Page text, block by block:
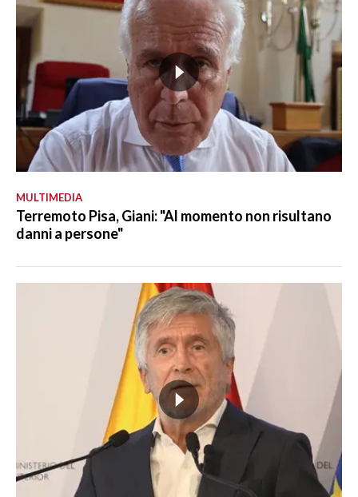
MULTIMEDIA
Terremoto Pisa, Giani: "Al momento non risultano
danni a persone"